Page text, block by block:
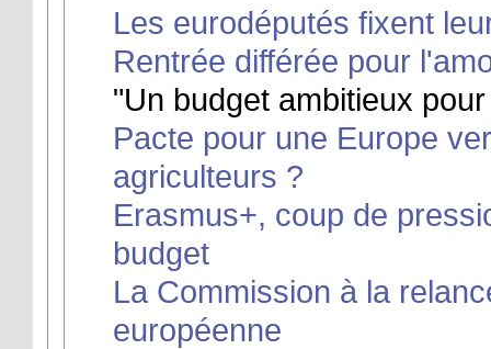
Les eurodéputés fixent
Rentrée différée pour
"Un budget ambitieux
Pacte pour une Europe
agriculteurs ?
Erasmus+, coup de
budget
La Commission à la
européenne